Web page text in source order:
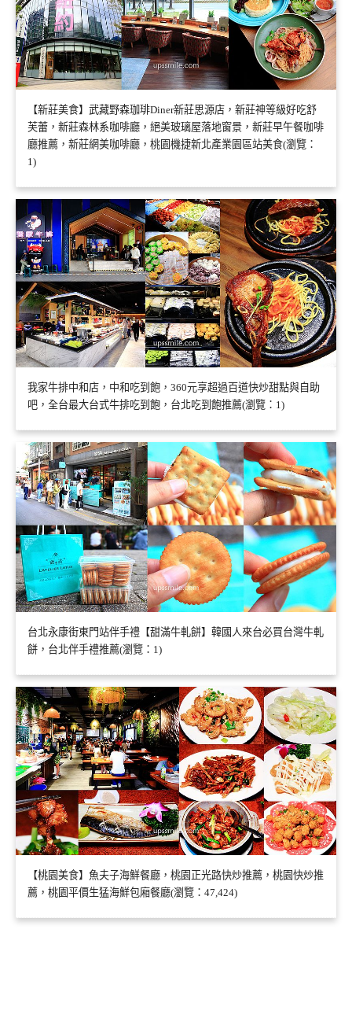
【新莊美食】武藏野森珈琲Diner新莊思源店，新莊神等級好吃舒
芙蕾，新莊森林系咖啡廳，絕美玻璃屋落地窗景，新莊早午餐咖啡
廳推薦，新莊網美咖啡廳，桃園機捷新北產業園區站美食(瀏覽：
1)
我家牛排中和店，中和吃到飽，360元享超過百道快炒甜點與自助
吧，全台最大台式牛排吃到飽，台北吃到飽推薦(瀏覽：1)
台北永康街東門站伴手禮【甜滿牛軋餅】韓國人來台必買台灣牛軋
餅，台北伴手禮推薦(瀏覽：1)
【桃園美食】魚夫子海鮮餐廳，桃園正光路快炒推薦，桃園快炒推
薦，桃園平價生猛海鮮包廂餐廳(瀏覽：47,424)